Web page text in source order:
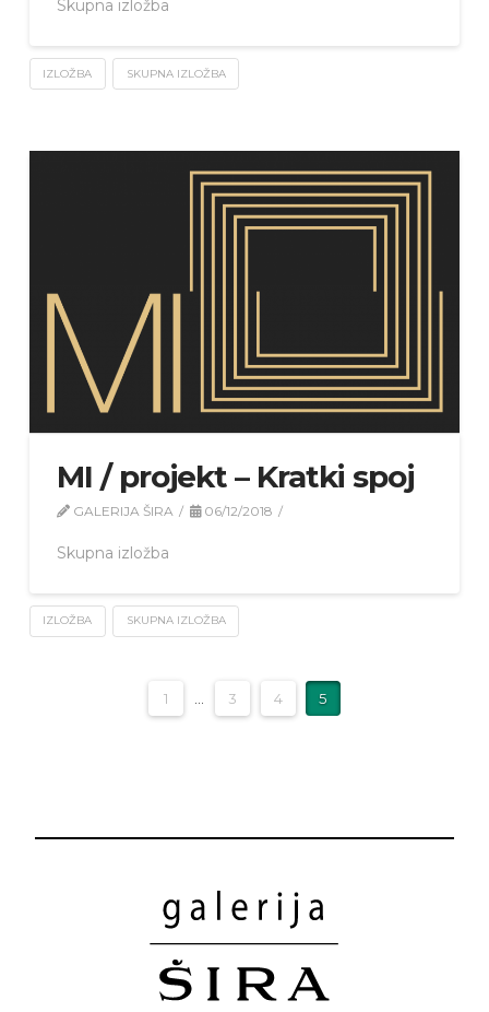
Skupna izložba
IZLOŽBA SKUPNA IZLOŽBA
MI / projekt – Kratki spoj
GALERIJA ŠIRA 06/12/2018
Skupna izložba
IZLOŽBA SKUPNA IZLOŽBA
1 3 4 5